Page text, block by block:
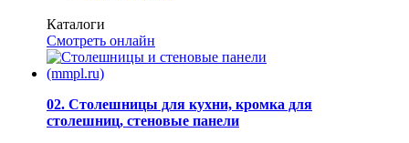
Каталоги
Смотреть онлайн
02. Столешницы для кухни, кромка для
столешниц, стеновые панели